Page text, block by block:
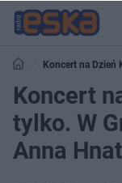
Koncert na Dzień
Hnatowicz
Koncert
tylko. W
Anna